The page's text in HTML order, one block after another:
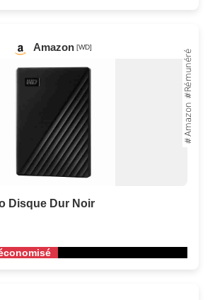
Amazon [WD]
Disque Dur Noir